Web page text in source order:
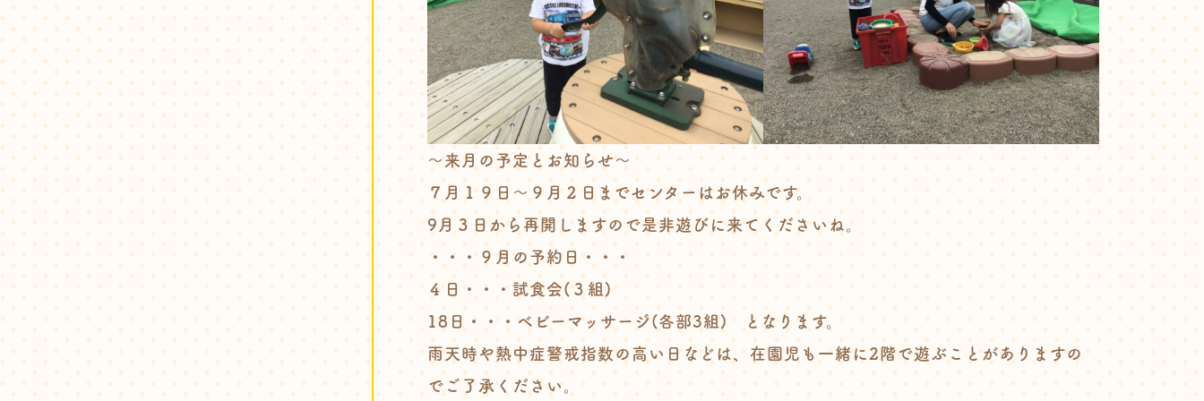
～来月の予定とお知らせ～
７月１９日〜９月２日までセンターはお休みです。
9月３日から再開しますので是非遊びに来てくださいね。
・・・９月の予約日・・・
４日・・・試食会(３組)
18日・・・ベビーマッサージ(各部3組) となります。
雨天時や熱中症警戒指数の高い日などは、在園児も一緒に2階で遊ぶことがありますの
でご了承ください。